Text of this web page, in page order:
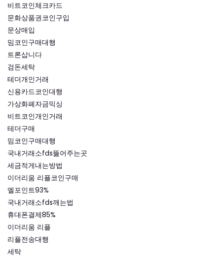
비트코인체크카드
문화상품권코인구입
문상매입
밈코인구매대행
트론삽니다
검돈세탁
테더개인거래
신용카드코인대행
가상화폐자금믹싱
비트코인개인거래
테더구매
밈코인구매대행
국내거래소fds뚫어주는곳
세금적게내는방법
이더리움 리플코인구매
엘포인트93%
국내거래소fds깨는법
휴대폰결제85%
이더리움 리플
리플전송대행
세탁